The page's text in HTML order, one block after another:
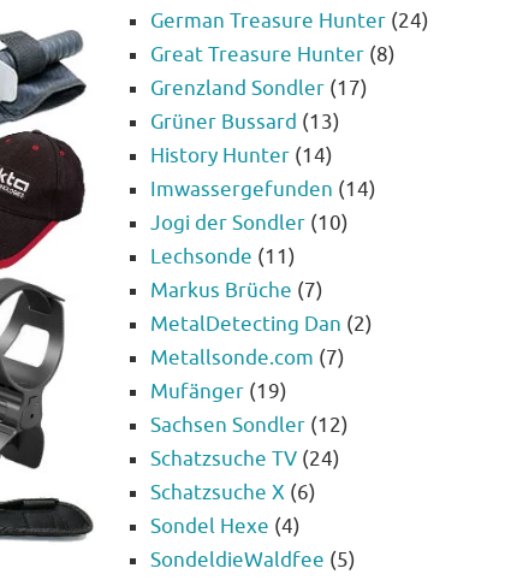
German Treasure Hunter (24)
Great Treasure Hunter (8)
Grenzland Sondler (17)
Grüner Bussard (13)
History Hunter (14)
Imwassergefunden (14)
Jogi der Sondler (10)
Lechsonde (11)
Markus Brüche (7)
MetalDetecting Dan (2)
Metallsonde.com (7)
Mufänger (19)
Sachsen Sondler (12)
Schatzsuche TV (24)
Schatzsuche X (6)
Sondel Hexe (4)
SondeldieWaldfee (5)